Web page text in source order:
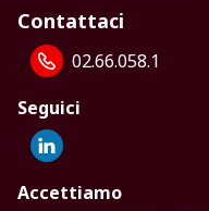
Contattaci
02.66.058.1
Seguici
Accettiamo